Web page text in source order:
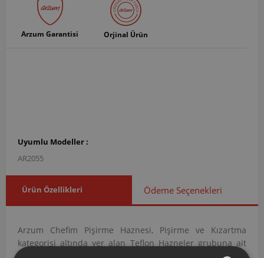
Arzum Garantisi Orjinal Ürün
Uyumlu Modeller :
AR2055
Ürün Özellikleri Ödeme Seçenekleri
Arzum Chefim Pişirme Haznesi, Pişirme ve Kızartma
kategorisi altında yer alan Teflon Hazneler grubuna ait